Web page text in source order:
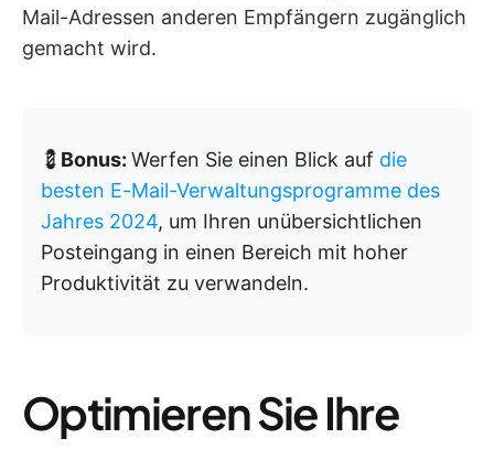
Mail-Adressen anderen Empfängern zugänglich
gemacht wird.
💈 Bonus: Werfen Sie einen Blick auf die
besten E-Mail-Verwaltungsprogramme des
Jahres 2024, um Ihren unübersichtlichen
Posteingang in einen Bereich mit hoher
Produktivität zu verwandeln.
Optimieren Sie Ihre